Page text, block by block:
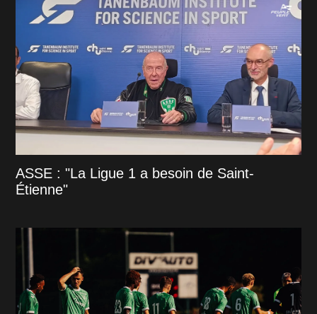
ASSE : "La Ligue 1 a besoin de Saint-
Étienne"